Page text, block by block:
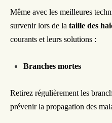
Même avec les meilleures
survenir lors de la taille des
courants et leurs solutions :
Branches mortes
Retirez régulièrement les
prévenir la propagation des